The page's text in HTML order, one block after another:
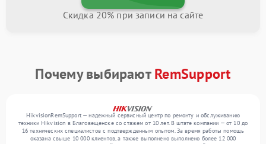
Скидка 20% при записи на сайте
Почему выбираютRemSupport
HikvisionRemSupport — надежный сервисный центр по ремонту и обслуживанию
техники Hikvision в Благовещенске со стажем от 10 лет. В штате компании — от 10 до
16 технических специалистов с подтвержденным опытом. За время работы помощь
оказана свыше 10 000 клиентов, а также выполнено выполнено более 12 000